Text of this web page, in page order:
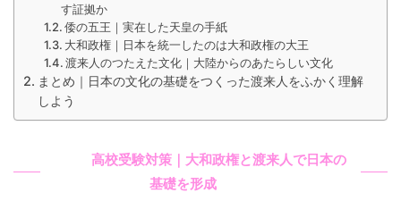
す証拠か
倭の五王｜実在した天皇の手紙
大和政権｜日本を統一したのは大和政権の大王
渡来人のつたえた文化｜大陸からのあたらしい文化
まとめ｜日本の文化の基礎をつくった渡来人をふかく理解
しよう
高校受験対策｜大和政権と渡来人で日本の
基礎を形成